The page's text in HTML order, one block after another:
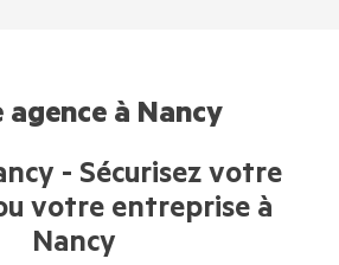
à Nancy
- Sécurisez votre
votre entreprise à
Nancy